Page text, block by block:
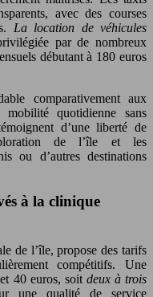
avec des courses
La location de véhicules
par de nombreux
débutant à 180 euros
comparativement aux
mobilité quotidienne sans
d’une liberté de
de l’île et les
ou d’autres destinations
à la clinique
de l’île, propose des tarifs
compétitifs. Une
40 euros, soit deux à trois
une qualité de service